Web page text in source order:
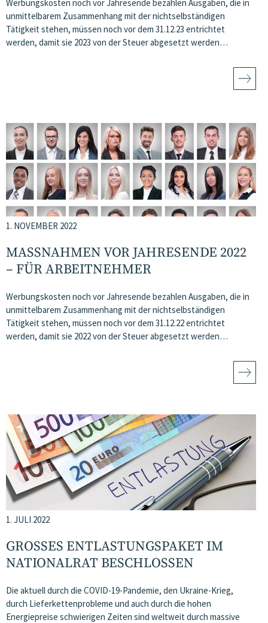
Werbungskosten noch vor Jahresende bezahlen Ausgaben, die in
unmittelbarem Zusammenhang mit der nichtselbständigen
Tätigkeit stehen, müssen noch vor dem 31.12.23 entrichtet
werden, damit sie 2023 von der Steuer abgesetzt werden…
1. NOVEMBER 2022
MASSNAHMEN VOR JAHRESENDE 2022 –
FÜR ARBEITNEHMER
Werbungskosten noch vor Jahresende bezahlen Ausgaben, die in
unmittelbarem Zusammenhang mit der nichtselbständigen
Tätigkeit stehen, müssen noch vor dem 31.12.22 entrichtet
werden, damit sie 2022 von der Steuer abgesetzt werden…
1. JULI 2022
GROSSES ENTLASTUNGSPAKET IM N
ATIONALRAT BESCHLOSSEN
Die aktuell durch die COVID-19-Pandemie, den Ukraine-Krieg,
durch Lieferkettenprobleme und auch durch die hohen
Energiepreise schwierigen Zeiten sind weltweit durch massive